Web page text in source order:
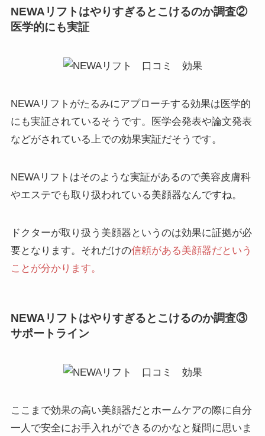
NEWAリフトはやりすぎるとこけるのか調査②
医学的にも実証
NEWAリフトがたるみにアプローチする効果は医学的
にも実証されているそうです。医学会発表や論文発表
などがされている上での効果実証だそうです。
NEWAリフトはそのような実証があるので美容皮膚科
やエステでも取り扱われている美顔器なんですね。
ドクターが取り扱う美顔器というのは効果に証拠が必
要となります。それだけの信頼がある美顔器だという
ことが分かります。
NEWAリフトはやりすぎるとこけるのか調査③
サポートライン
ここまで効果の高い美顔器だとホームケアの際に自分
一人で安全にお手入れができるのかなと疑問に思いま